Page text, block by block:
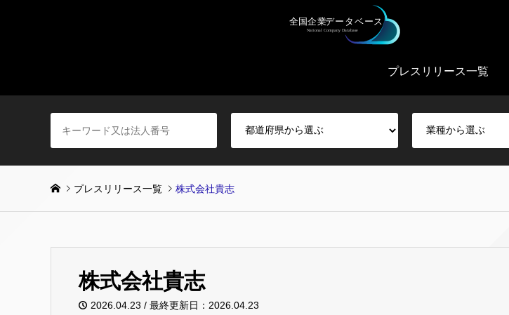
プレスリリース一覧
プレスリリース一覧 株式会社貴志
株式会社貴志
2026.04.23 / 最終更新日：2026.04.23